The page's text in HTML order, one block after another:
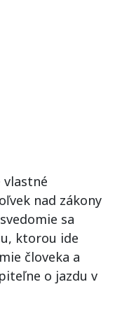
vlastné
nad zákony
sa
ktorou ide
človeka a
o jazdu v